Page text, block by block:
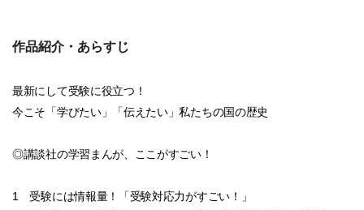
作品紹介・あらすじ
最新にして受験に役立つ！
今こそ「学びたい」「伝えたい」私たちの国の歴史
◎講談社の学習まんが、ここがすごい！
1 受験には情報量！「受験対応力がすごい！」